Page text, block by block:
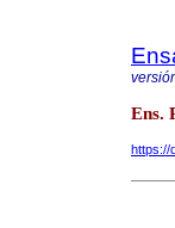
Ens.
https://